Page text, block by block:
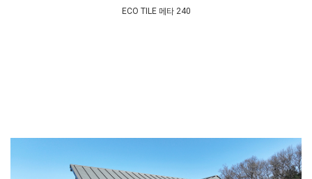
ECO TILE 메타 240